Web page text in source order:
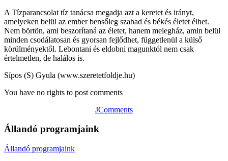
A Tízparancsolat tíz tanácsa megadja azt a keretet és irányt,
amelyeken belül az ember bensőleg szabad és békés életet élhet.
Nem börtön, ami beszorítaná az életet, hanem melegház, amin belül
minden csodálatosan és gyorsan fejlődhet, függetlenül a külső
körülményektől. Lebontani és eldobni magunktól nem csak
értelmetlen, de halálos is.
Sípos (S) Gyula (www.szeretetfoldje.hu)
You have no rights to post comments
JComments
Állandó programjaink
Állandó programjaink